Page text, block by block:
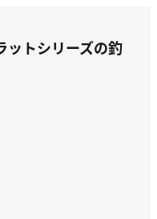
ットシリーズの釣